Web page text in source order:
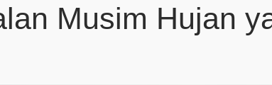
Musim Hujan